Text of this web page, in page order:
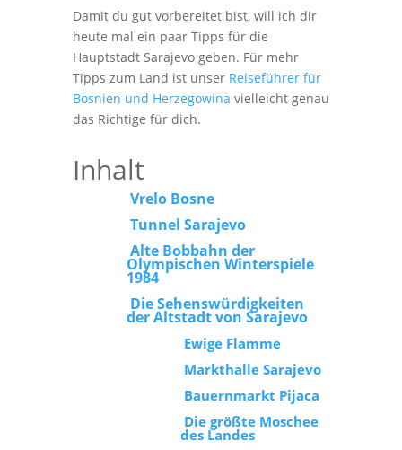
Damit du gut vorbereitet bist, will ich dir
heute mal ein paar Tipps für die
Hauptstadt Sarajevo geben. Für mehr
Tipps zum Land ist unser Reiseführer für
Bosnien und Herzegowina vielleicht genau
das Richtige für dich.
Inhalt
Vrelo Bosne
Tunnel Sarajevo
Alte Bobbahn der
Olympischen Winterspiele
1984
Die Sehenswürdigkeiten
der Altstadt von Sarajevo
Ewige Flamme
Markthalle Sarajevo
Bauernmarkt Pijaca
Die größte Moschee
des Landes